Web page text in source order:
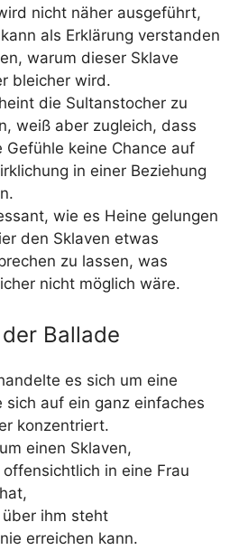
nicht näher ausgeführt,
als Erklärung verstanden
warum dieser Sklave
bleicher wird.
die Sultanstocher zu
weiß aber zugleich, dass
Gefühle keine Chance auf
in einer Beziehung
wie es Heine gelungen
den Sklaven etwas
zu lassen, was
nicht möglich wäre.
Ballade
es sich um eine
sich auf ein ganz einfaches
konzentriert.
einen Sklaven,
offensichtlich in eine Frau
ihm steht
erreichen kann.